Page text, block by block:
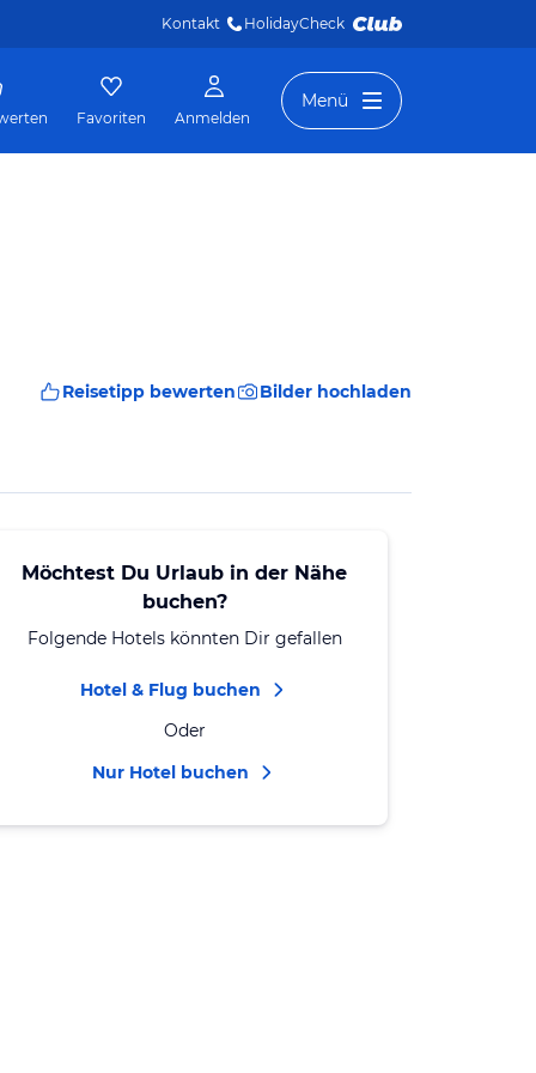
Kontakt HolidayCheck
Favoriten Anmelden
Menü
Reisetipp bewerten Bilder hochladen
Möchtest Du Urlaub in der Nähe
buchen?
Folgende Hotels könnten Dir gefallen
Hotel & Flug buchen
Oder
Nur Hotel buchen